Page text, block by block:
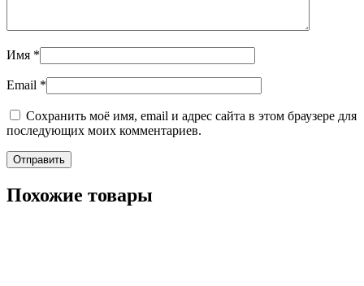
Имя *
Email *
Сохранить моё имя, email и адрес сайта в этом браузере для
последующих моих комментариев.
Похожие товары